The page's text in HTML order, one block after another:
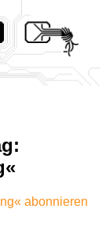
abonnieren